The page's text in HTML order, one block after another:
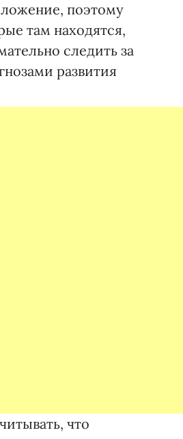
поэтому
там находятся,
следить за
развития
что